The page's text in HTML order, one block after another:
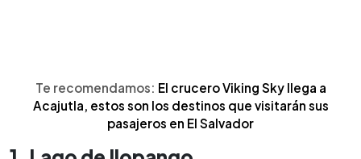
Te recomendamos: El crucero Viking Sky llega a
Acajutla, estos son los destinos que visitarán sus
pasajeros en El Salvador